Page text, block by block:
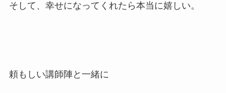
そして、幸せになってくれたら本当に嬉しい。
頼もしい講師陣と一緒に